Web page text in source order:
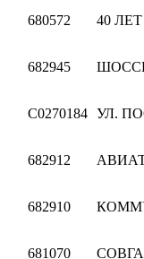
680572 40
682945
C0270184 УЛ.
682912
682910
681070